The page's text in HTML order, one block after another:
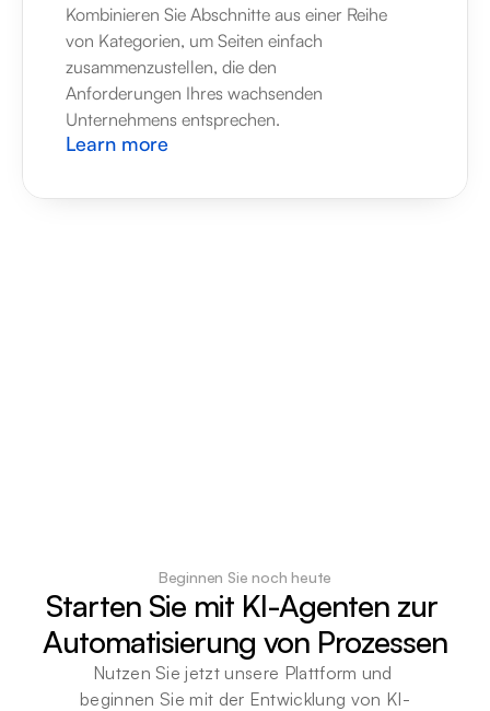
Kombinieren Sie Abschnitte aus einer Reihe
von Kategorien, um Seiten einfach
zusammenzustellen, die den
Anforderungen Ihres wachsenden
Unternehmens entsprechen.
Learn more
Beginnen Sie noch heute
Starten Sie mit KI-Agenten zur
Automatisierung von Prozessen
Nutzen Sie jetzt unsere Plattform und
beginnen Sie mit der Entwicklung von KI-